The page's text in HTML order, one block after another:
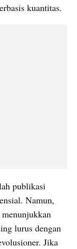
kuantitas.
publikasi
Namun,
menunjukkan
lurus dengan
Jika